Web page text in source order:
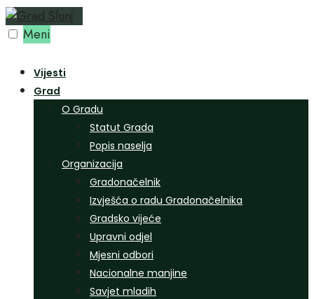
Preskoči
na Meni
Vijesti
Grad
O Gradu
Statut Grada
Popis naselja
Organizacija
Gradonačelnik
Izvješća o radu Gradonačelnika
Gradsko vijeće
Upravni odjel
Mjesni odbori
Nacionalne manjine
Savjet mladih